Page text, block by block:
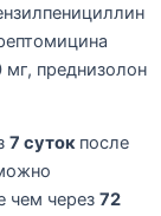
мг, преднизолон
7 суток после
чем через 72